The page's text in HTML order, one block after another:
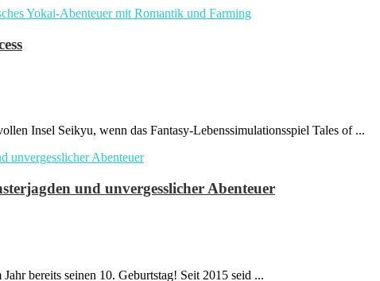
Insel Seikyu, wenn das Fantasy-Lebenssimulationsspiel Tales of ...
und unvergesslicher Abenteuer
bereits seinen 10. Geburtstag! Seit 2015 seid ...